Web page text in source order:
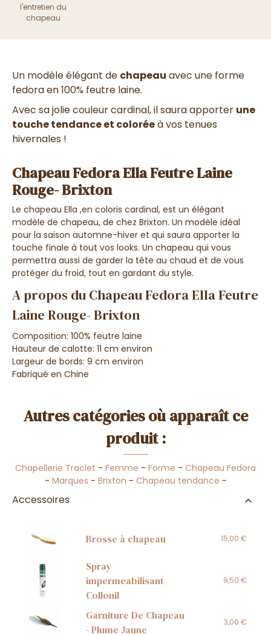
l'entretien du
chapeau
Un modèle élégant de chapeau avec une forme
fedora en 100% feutre laine.
Avec sa jolie couleur cardinal, il saura apporter une
touche tendance et coloréeà vos tenues
hivernales !
Chapeau Fedora Ella Feutre Laine
Rouge- Brixton
Le chapeau Ella ,en coloris cardinal, est un élégant
modèle de chapeau, de chez Brixton. Un modèle idéal
pour la saison automne-hiver et qui saura apporter la
touche finale à tout vos looks. Un chapeau qui vous
permettra aussi de garder la tête au chaud et de vous
protéger du froid, tout en gardant du style.
A propos du Chapeau Fedora Ella Feutre
Laine Rouge- Brixton
Composition: 100% feutre laine
Hauteur de calotte: 11 cm environ
Largeur de bords: 9 cm environ
Fabriqué en Chine
Autres catégories où apparaît ce
produit :
Chapellerie Traclet - Femme - Forme - Chapeau Fedora
- Marques - Brixton - Chapeau tendance -
Accessoires
Brosse à chapeau 15,00 €
Spray
impermeabilisant
Collonil
9,50 €
Garniture De Chapeau
- Plume Jaune
3,00 €